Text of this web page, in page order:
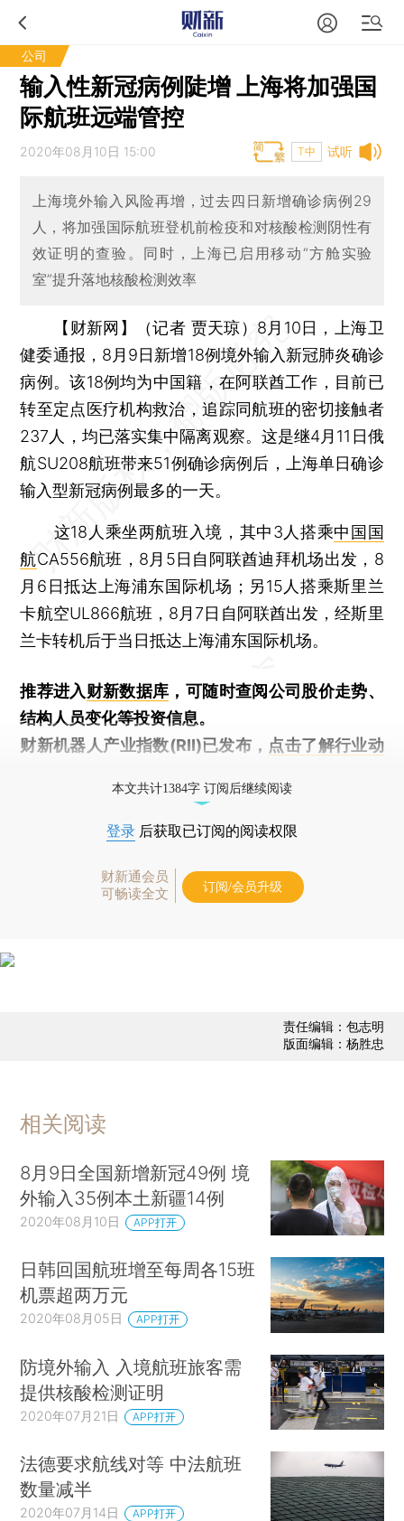
公司
输入性新冠病例陡增 上海将加强国
际航班远端管控
试听
2020年08月10日 15:00 T中
上海境外输入风险再增，过去四日新增确诊病例29
人，将加强国际航班登机前检疫和对核酸检测阴性有
效证明的查验。同时，上海已启用移动“方舱实验
室”提升落地核酸检测效率
【财新网】（记者 贾天琼） 8月10日，上海卫
健委通报，8月9日新增18例境外输入新冠肺炎确诊
病例。该18例均为中国籍，在阿联酋工作，目前已
转至定点医疗机构救治，追踪同航班的密切接触者
237人，均已落实集中隔离观察。这是继4月11日俄
航SU208航班带来51例确诊病例后，上海单日确诊
输入型新冠病例最多的一天。
这18人乘坐两航班入境，其中3人搭乘中国国
航CA556航班，8月5日自阿联酋迪拜机场出发，8
月6日抵达上海浦东国际机场；另15人搭乘斯里兰
卡航空UL866航班，8月7日自阿联酋出发，经斯里
兰卡转机后于当日抵达上海浦东国际机场。
推荐进入财新数据库 ，可随时查阅公司股价走势、
结构人员变化等投资信息。
财新机器人产业指数(RII)已发布， 点击了解行业动
本文共计1384字 订阅后继续阅读
登录 后获取已订阅的阅读权限
财新通会员
可畅读全文
订阅/会员升级
责任编辑：包志明
版面编辑：杨胜忠
相关阅读
8月9日全国新增新冠49例 境
外输入35例本土新疆14例
2020年08月10日 APP打开
日韩回国航班增至每周各15班
机票超两万元
2020年08月05日 APP打开
防境外输入 入境航班旅客需
提供核酸检测证明
2020年07月21日 APP打开
法德要求航线对等 中法航班
数量减半
2020年07月14日 APP打开